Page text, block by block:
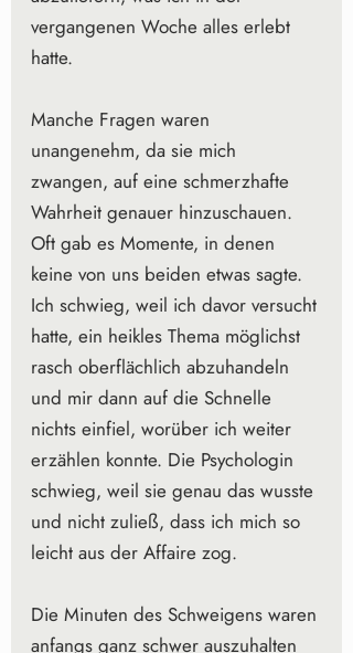
vergangenen Woche alles erlebt
hatte.
Manche Fragen waren
unangenehm, da sie mich
zwangen, auf eine schmerzhafte
Wahrheit genauer hinzuschauen.
Oft gab es Momente, in denen
keine von uns beiden etwas sagte.
Ich schwieg, weil ich davor versucht
hatte, ein heikles Thema möglichst
rasch oberflächlich abzuhandeln
und mir dann auf die Schnelle
nichts einfiel, worüber ich weiter
erzählen konnte. Die Psychologin
schwieg, weil sie genau das wusste
und nicht zuließ, dass ich mich so
leicht aus der Affaire zog.
Die Minuten des Schweigens waren
anfangs ganz schwer auszuhalten